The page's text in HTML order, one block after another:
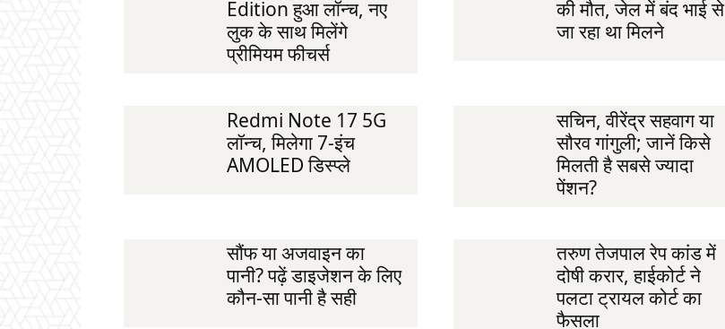
Edition हुआ लॉन्च, नए
लुक के साथ मिलेंगे
प्रीमियम फीचर्स
की मौत, जेल में बंद भाई से
जा रहा था मिलने
Redmi Note 17 5G
लॉन्च, मिलेगा 7-इंच
AMOLED डिस्प्ले
सचिन, वीरेंद्र सहवाग या
सौरव गांगुली; जानें किसे
मिलती है सबसे ज्यादा
पेंशन?
सौंफ या अजवाइन का
पानी? पढ़ें डाइजेशन के लिए
कौन-सा पानी है सही
तरुण तेजपाल रेप कांड में
दोषी करार, हाईकोर्ट ने
पलटा ट्रायल कोर्ट का
फैसला